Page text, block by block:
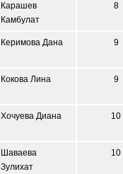
Карашев
Камбулат
8
Керимова Дана 9
Кокова Лина 9
Хочуева Диана 10
Шаваева
Зулихат
10